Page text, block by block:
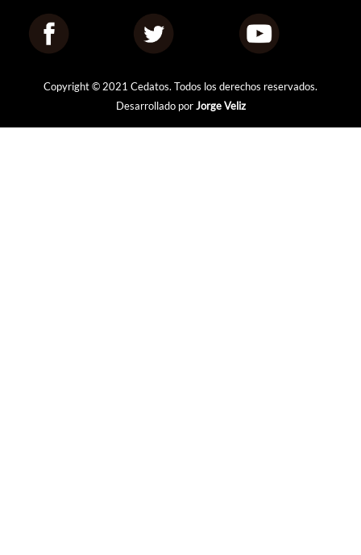
Copyright © 2021 Cedatos. Todos los derechos reservados.
Desarrollado porJorge Veliz